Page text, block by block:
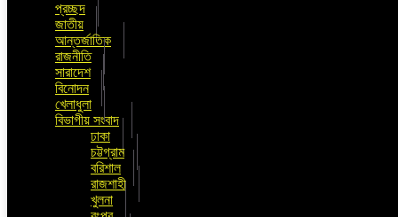
প্রচ্ছদ
জাতীয়
আন্তর্জাতিক
রাজনীতি
সারাদেশ
বিনোদন
খেলাধুলা
বিভাগীয় সংবাদ
ঢাকা
চট্টগ্রাম
বরিশাল
রাজশাহী
খুলনা